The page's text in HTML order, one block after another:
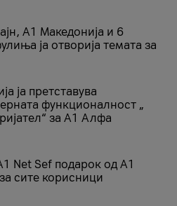
A1 Македонија и 6
ја отворија темата за
ја претставува
функционалност „
за А1 Алфа
Net Sеf подарок од А1
сите корисници